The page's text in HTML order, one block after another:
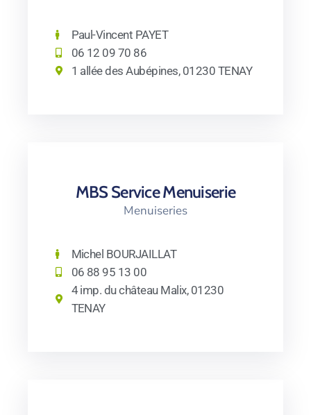
Paul-Vincent PAYET
06 12 09 70 86
1 allée des Aubépines, 01230 TENAY
MBS Service Menuiserie
Menuiseries
Michel BOURJAILLAT
06 88 95 13 00
4 imp. du château Malix, 01230
TENAY